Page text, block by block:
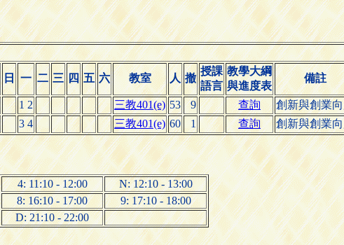
日 一 二 三 四 五 六 教室 人 撤
授課
語言
教學大綱
與進度表
備註
1 2 三教401(e) 53 9 查詢
創新與創業
3 4 三教401(e) 60 1 查詢 創新與創業
4: 11:10 - 12:00
N: 12:10 - 13:00
8: 16:10 - 17:00
9: 17:10 - 18:00
D: 21:10 - 22:00